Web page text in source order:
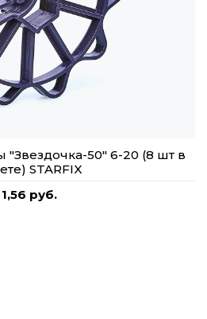
"Звездочка-50" 6-20 (8 шт в
STARFIX
1,56 руб.